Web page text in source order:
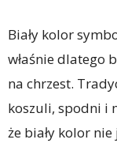
Biały kolor
właśnie dlatego
na chrzest.
koszuli, spodni i
że biały kolor